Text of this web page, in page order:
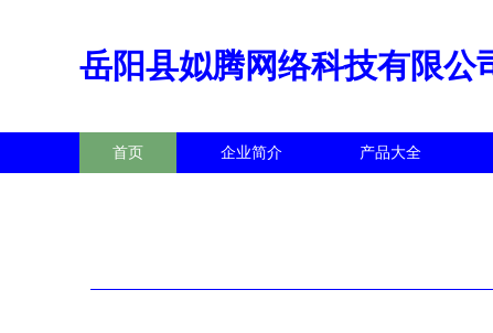
岳阳县姒腾网络科技有限公
首页 企业简介 产品大全